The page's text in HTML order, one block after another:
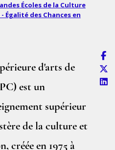
Écoles de la Culture
Égalité des Chances en
d'arts de
est un
supérieur
de la culture et
créée en 1975 à